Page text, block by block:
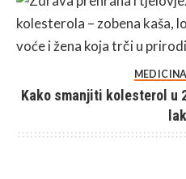
MEDICINA
Kako smanjiti kolesterol u